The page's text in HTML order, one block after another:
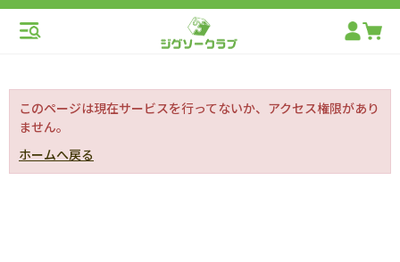
このページは現在サービスを行ってないか、アクセス権限があり
ません。
ホームへ戻る